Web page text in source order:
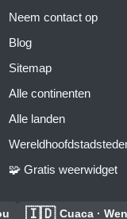
Neem contact op
Blog
Sitemap
Alle continenten
Alle landen
🧩 Gratis weerwidget
🇮🇩 Cuaca ·